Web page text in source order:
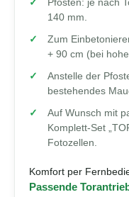
140 mm.
Zum
+ 90 cm (bei
Anstelle der
bestehendes
Auf Wunsch mit
Komplett-Set
Fotozellen.
Komfort per
Passende